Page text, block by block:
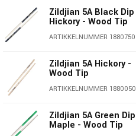
Pris per par.
Zildjian 5A Black Dip
Hickory - Wood Tip
ARTIKKELNUMMER 1880750
Zildjian 5A Hickory -
Wood Tip
ARTIKKELNUMMER 1880050
Zildjian 5A Green Dip
Maple - Wood Tip